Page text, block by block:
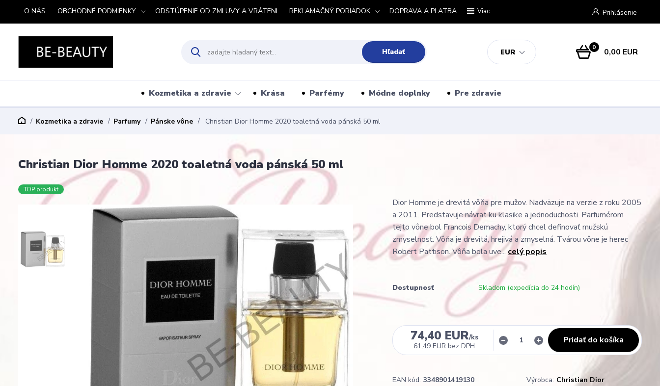
O NÁS OBCHODNÉ PODMIENKY ODSTÚPENIE OD ZMLUVY A VRÁTENI REKLAMAČNÝ PORIADOK DOPRAVA A PLATBA Viac
EUR
Prihlásenie
Hľadať 0 0,00 EUR
Kozmetika a zdravie Krása Parfémy Módne doplnky Pre zdravie
Kozmetika a zdravie Parfumy Pánske vône Christian Dior Homme 2020 toaletná voda pánská 50 ml
Christian Dior Homme 2020 toaletná voda pánská 50 ml
TOP produkt
Dior Homme je drevitá vôňa pre mužov. Nadväzuje na verzie z roku 2005
a 2011. Predstavuje návrat ku klasike a jednoduchosti. Parfumérom
tejto vône bol Francois Demachy, ktorý chcel definovať mužskú
zmyselnosť. Vôňa je drevitá, hrejivá a zmyselná. Tvárou vône je herec
Robert Pattison. Vôňa bola uve...celý popis
Dostupnosť Skladom (expedícia do 24 hodín)
74,40 EUR/ks
61,49 EUR bez DPH
Pridať do košíka
EAN kód: 3348901419130 Výrobca: Christian Dior